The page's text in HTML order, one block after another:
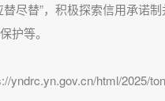
替尽替”，积极探索信用承诺
护等。
html/2025/